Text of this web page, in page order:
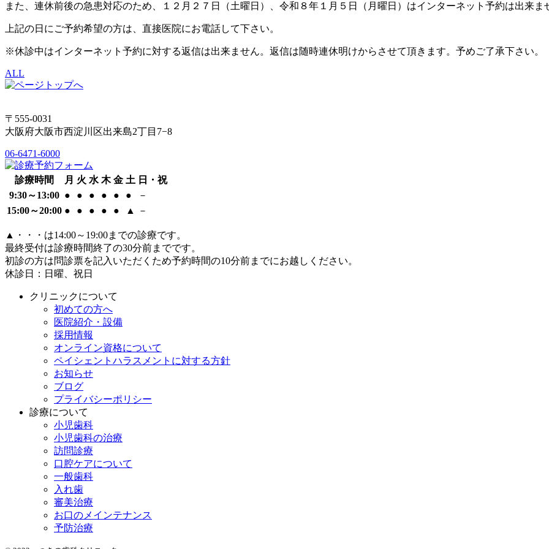
また、連休前後の急患対応のため、１２月２７日（土曜日）、令和８年１月５日（月曜日）はインターネット予約は出来ま
上記の日にご予約希望の方は、直接医院にお電話して下さい。
※休診中はインターネット予約に対する返信は出来ません。返信は随時連休明けからさせて頂きます。予めご了承下さい。
ALL
〒555-0031
大阪府大阪市西淀川区出来島2丁目7−8
06-6471-6000
診療時間 月 火 水 木 金 土 日・祝
9:30～13:00 ● ● ● ● ● ●
－
15:00～20:00 ● ● ● ● ● ▲ －
▲
・・・は14:00～19:00までの診療です。
最終受付は診療時間終了の30分前までです。
初診の方は問診票を記入いただくため予約時間の10分前までにお越しください。
休診日：日曜、祝日
クリニックについて
初めての方へ
医院紹介・設備
採用情報
オンライン資格について
ペイシェントハラスメントに対する方針
お知らせ
ブログ
プライバシーポリシー
診療について
小児歯科
小児歯科の治療
訪問診療
口腔ケアについて
一般歯科
入れ歯
審美治療
お口のメインテナンス
予防治療